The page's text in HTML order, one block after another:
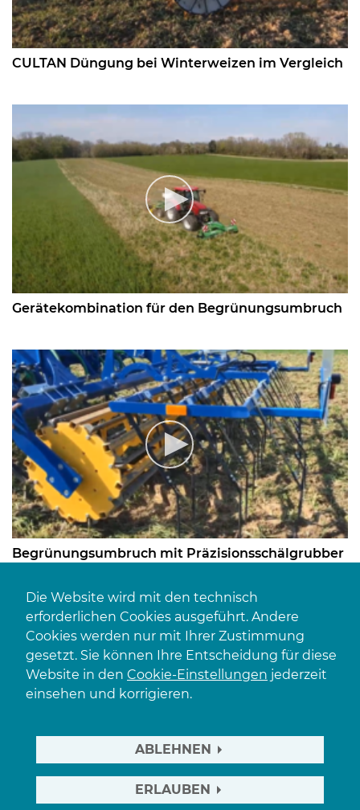
CULTAN Düngung bei Winterweizen im Vergleich
Gerätekombination für den Begrünungsumbruch
Begrünungsumbruch mit Präzisionsschälgrubber
Einarbeitung des Zwischenfruchtversuches in
Die Website wird mit den technisch
erforderlichen Cookies ausgeführt. Andere
Cookies werden nur mit Ihrer Zustimmung
gesetzt. Sie können Ihre Entscheidung für diese
Website in den Cookie-Einstellungen jederzeit
einsehen und korrigieren.
ABLEHNEN
ERLAUBEN